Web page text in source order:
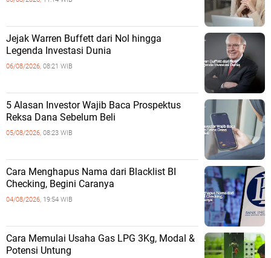
Jejak Warren Buffett dari Nol hingga
Legenda Investasi Dunia
06/08/2026, 08:21 WIB
5 Alasan Investor Wajib Baca Prospektus
Reksa Dana Sebelum Beli
05/08/2026, 08:23 WIB
Cara Menghapus Nama dari Blacklist BI
Checking, Begini Caranya
04/08/2026, 19:54 WIB
Cara Memulai Usaha Gas LPG 3Kg, Modal &
Potensi Untung